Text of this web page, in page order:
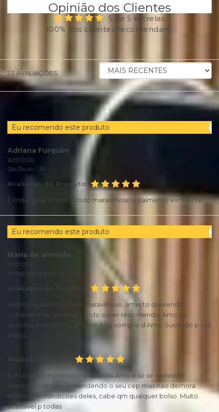
Opinião dos Clientes
5 de 5 estrelas
100% dos clientes recomendam
23 AVALIAÇÕES
ORDENAR
AVALIAÇÕES
POR
Eu recomendo este produto
Adriana Furquim
16/07/2026
São Paulo / SP
Avaliação do Produto
É lindo, igual a foto! Tecido maravilhoso e caimento excelente
Eu recomendo este produto
Maria de almeida
12/07/2026
Pontal do Paraná / PR
Avaliação do Produto
Vestido quentinho lindo maravilhoso, amei to querendo
comprar mais um muito lindo super recomendo. Amo os
vestidos esse e meu 12° vestido q vompro d Amo. Sucesdo p vcs
lindas.
Avaliação da Loja
E muito facil e pratico comprar na Amo e so se cadastrar
entregam rapido, dependendo o seu cep mas nao demora
muito, e as condicoes deles, cabe qm qualquer bolso. Muito
acessivel p todas